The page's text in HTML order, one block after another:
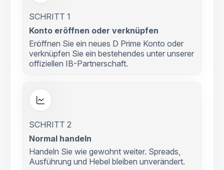
SCHRITT 1
Konto eröffnen oder verknüpfen
Eröffnen Sie ein neues D Prime Konto oder
verknüpfen Sie ein bestehendes unter unserer
offiziellen IB-Partnerschaft.
SCHRITT 2
Normal handeln
Handeln Sie wie gewohnt weiter. Spreads,
Ausführung und Hebel bleiben unverändert.